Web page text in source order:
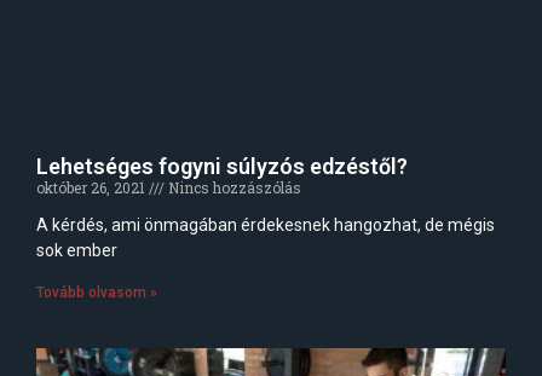
Lehetséges fogyni súlyzós edzéstől?
október 26, 2021
Nincs hozzászólás
A kérdés, ami önmagában érdekesnek hangozhat, de mégis
sok ember
Tovább olvasom »